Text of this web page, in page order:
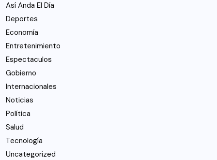
Así Anda El Día
Deportes
Economía
Entretenimiento
Espectaculos
Gobierno
Internacionales
Noticias
Política
Salud
Tecnología
Uncategorized